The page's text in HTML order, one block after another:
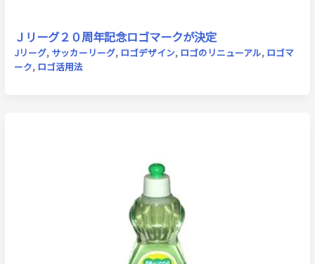
Ｊリーグ２０周年記念ロゴマークが決定
Jリーグ, サッカーリーグ, ロゴデザイン, ロゴのリニューアル, ロゴマ
ーク, ロゴ活用法